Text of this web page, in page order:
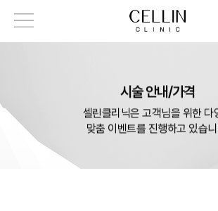
시술 안내/가격
셀린클리닉은 고객님을 위한 다
맞춤 이벤트를 진행하고 있습